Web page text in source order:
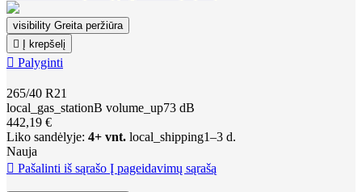
visibility Greita peržiūra

Į krepšelį
 Palyginti
265/40 R21
local_gas_stationB volume_up73 dB
442,19 €
Liko sandėlyje: 4+ vnt. local_shipping1–3 d.
Nauja
 Pašalinti iš sąrašo Į pageidavimų sąrašą